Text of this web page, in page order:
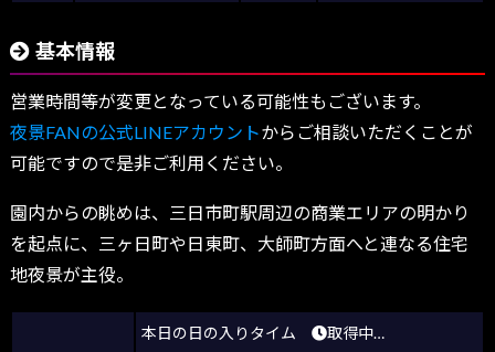
基本情報
営業時間等が変更となっている可能性もございます。
夜景FANの公式LINEアカウントからご相談いただくことが
可能ですので是非ご利用ください。
園内からの眺めは、三日市町駅周辺の商業エリアの明かり
を起点に、三ヶ日町や日東町、大師町方面へと連なる住宅
地夜景が主役。
本日の日の入りタイム
取得中…